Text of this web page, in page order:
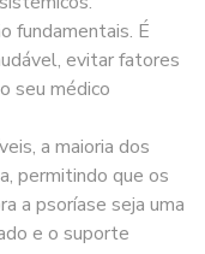
fundamentais. É
evitar fatores
seu médico
a maioria dos
permitindo que os
a psoríase seja uma
e o suporte